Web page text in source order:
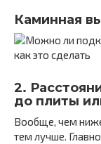
Каминная
2.
до плиты
Вообще, чем
тем лучше.